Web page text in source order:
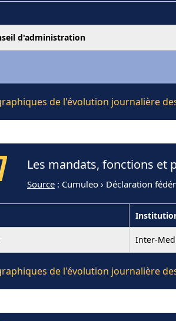
d'administration
de l'évolution journalière
Les mandats, fonctions et
Source : Cumuleo › Déclaration
Inter-
de l'évolution journalière